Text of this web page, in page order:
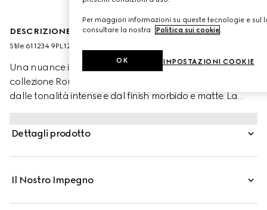
DESCRIZIONE DEL PRODOTTO
Stile ‎611234 9PL12 9217
Una nuance in edizione limitata entra a far parte della
collezione Rouge à Lèvres Mat – rossetti a lunga tenuta,
dalle tonalità intense e dal finish morbido e matte. La
vellutata. Nate sotto la direzione creativa della Maison e
libero tipici delle collezioni Gucci. Ogni rossetto è
Dettagli prodotto
Il Nostro Impegno
Per maggiori informazioni su queste tecnologie e sul
consultare la nostra
Politica sui cookie.
IMPOSTAZIONI COOKIE
OK